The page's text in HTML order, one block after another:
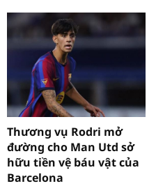
Thương vụ Rodri mở
đường cho Man Utd sở
hữu tiền vệ báu vật của
Barcelona